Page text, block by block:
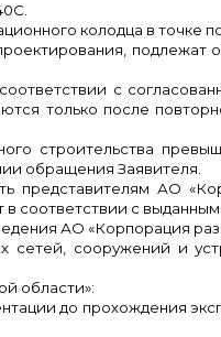
C
колодца в точке
проектирования,
с
только после
строительства
обращения Заявителя.
представителям АО
соответствии с
АО «Корпорация
сетей, сооружений и
области»:
до прохождения